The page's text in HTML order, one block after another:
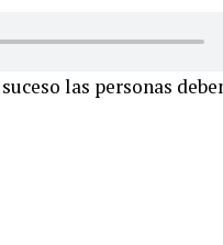
las personas